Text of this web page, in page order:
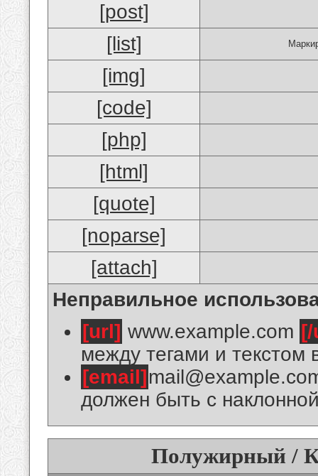
[post]
[list]
[img]
[code]
[php]
[html]
[quote]
[noparse]
[attach]
Неправильное
[url] www.example.com
между тегами и текстом
[email]
должен быть с
Полужирный /